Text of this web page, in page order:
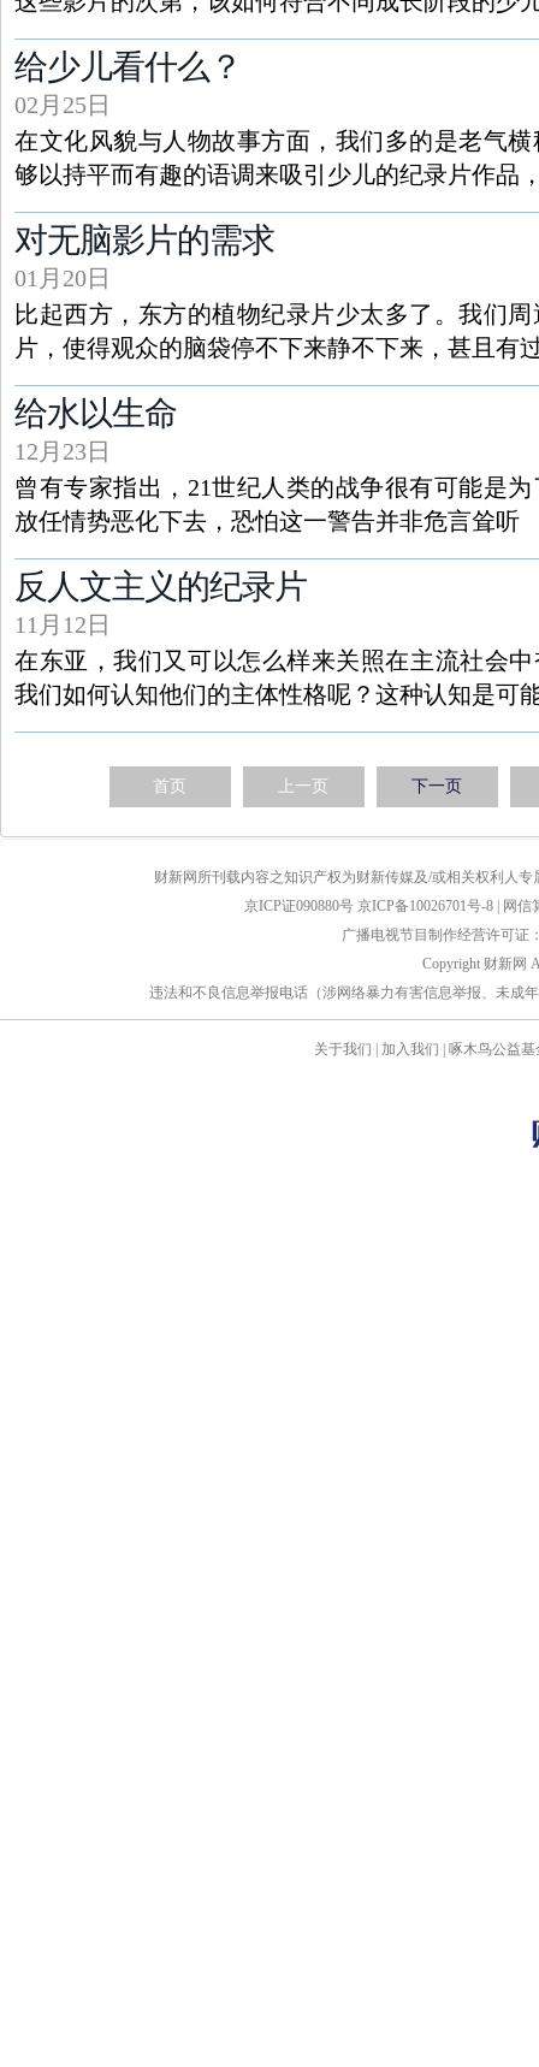
给少儿看什么？
02月25日
在文化风貌与人物故事方面，我们多的是老气
够以持平而有趣的语调来吸引少儿的纪录片作品
对无脑影片的需求
01月20日
比起西方，东方的植物纪录片少太多了。我们
片，使得观众的脑袋停不下来静不下来，甚且有
给水以生命
12月23日
曾有专家指出，21世纪人类的战争很有可能是
放任情势恶化下去，恐怕这一警告并非危言耸听
反人文主义的纪录片
11月12日
在东亚，我们又可以怎么样来关照在主流社会
我们如何认知他们的主体性格呢？这种认知是可
首页 上一页 下一页
财新网所刊载内容之知识产权为财新传媒及/或相关权利人
京ICP证090880号 京ICP备10026701号-8
网信
广播电视节目制作经营许可证
Copyright 财新网
违法和不良信息举报电话（涉网络暴力有害信息举报、未成
关于我们 加入我们 啄木鸟公益